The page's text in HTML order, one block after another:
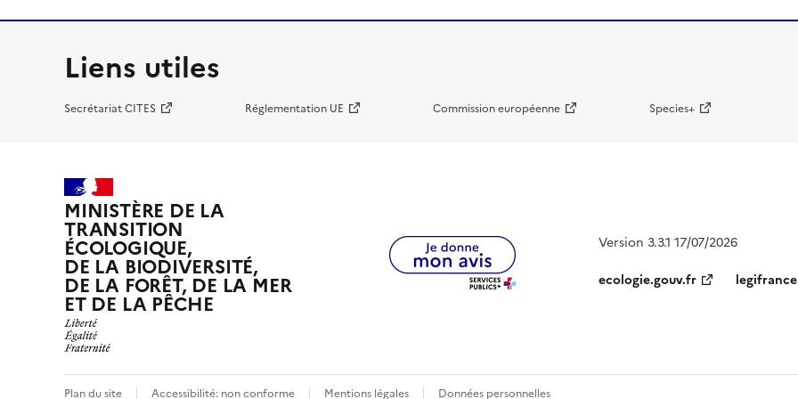
Liens utiles
Secrétariat CITES Réglementation UE Commission européenne Species+
MINISTÈRE DE LA
TRANSITION
ÉCOLOGIQUE,
DE LA BIODIVERSITÉ,
DE LA FORÊT, DE LA MER
ET DE LA PÊCHE
Version 3.3.1 17/07/2026
ecologie.gouv.fr
Plan du site Accessibilité: non conforme Mentions légales Données personnelles